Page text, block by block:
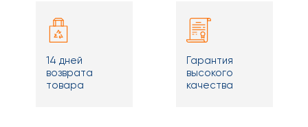
14 дней
возврата
товара
Гарантия
высокого
качества